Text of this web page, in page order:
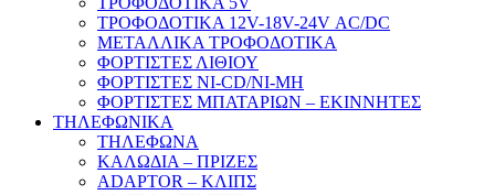
ΤΡΟΦΟΔΟΤΙΚΑ 12V-18V-24V ΑC/DC
ΜΕΤΑΛΛΙΚΑ ΤΡΟΦΟΔΟΤΙΚΑ
ΦΟΡΤΙΣΤΕΣ ΛΙΘΙΟΥ
ΦΟΡΤΙΣΤΕΣ NI-CD/NI-MH
ΦΟΡΤΙΣΤΕΣ ΜΠΑΤΑΡΙΩΝ – ΕΚΙΝΝΗΤΕΣ
ΤΗΛΕΦΩΝΙΚΑ
ΤΗΛΕΦΩΝΑ
ΚΑΛΩΔΙΑ – ΠΡΙΖΕΣ
ADAPTOR – ΚΛΙΠΣ